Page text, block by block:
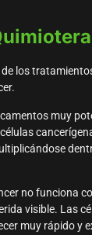
los
muy
no funciona
visible. Las
muy rápido y